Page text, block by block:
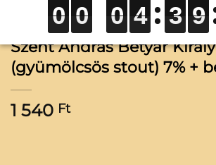
Szent András Betyár Király
(gyümölcsös stout) 7% +
1 540 Ft
0
0
0
0 0
0
0
0 0
0
0
0 4
4
4
4 3
3
3
3 9
9
9
9